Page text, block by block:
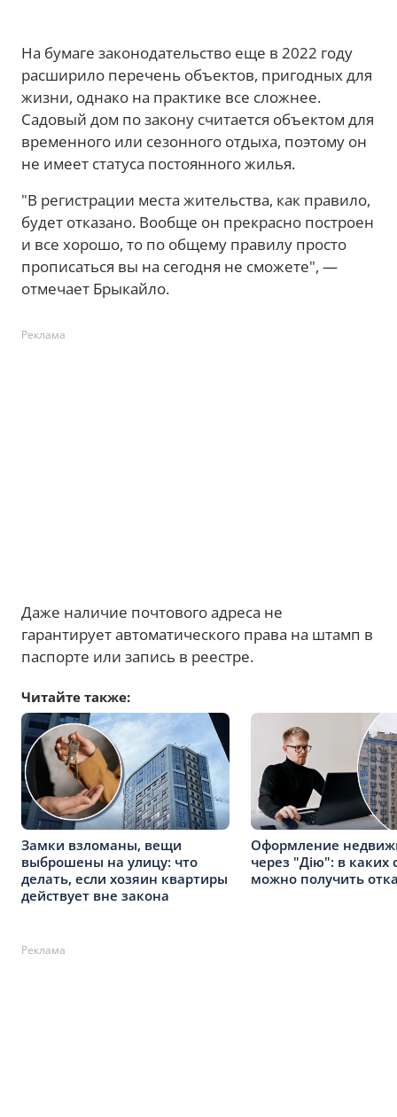
На бумаге законодательство еще в 2022 году
расширило перечень объектов, пригодных для
жизни, однако на практике все сложнее.
Садовый дом по закону считается объектом для
временного или сезонного отдыха, поэтому он
не имеет статуса постоянного жилья.
"В регистрации места жительства, как правило,
будет отказано. Вообще он прекрасно построен
и все хорошо, то по общему правилу просто
прописаться вы на сегодня не сможете", —
отмечает Брыкайло.
Реклама
Даже наличие почтового адреса не
гарантирует автоматического права на штамп в
паспорте или запись в реестре.
Читайте также:
Замки взломаны, вещи
выброшены на улицу: что
делать, если хозяин квартиры
действует вне закона
Оформление
через "Дію": в каких
можно получить
Реклама